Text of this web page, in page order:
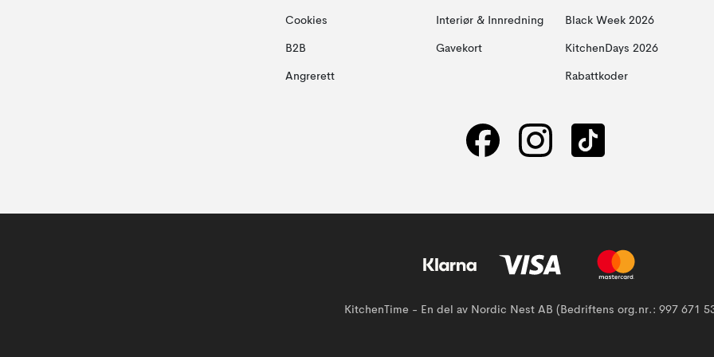
Cookies
B2B
Angrerett
Interiør & Innredning
Gavekort
Black Week 2026
KitchenDays 2026
Rabattkoder
KitchenTime - En del av Nordic Nest AB (Bedriftens org.nr.: 997 671